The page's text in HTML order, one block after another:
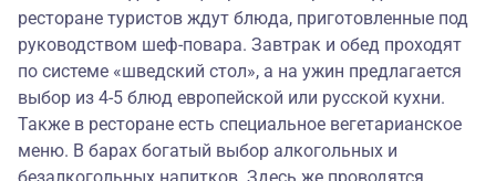
ресторане туристов ждут блюда, приготовленные под
руководством шеф-повара. Завтрак и обед проходят
по системе «шведский стол», а на ужин предлагается
выбор из 4-5 блюд европейской или русской кухни.
Также в ресторане есть специальное вегетарианское
меню. В барах богатый выбор алкогольных и